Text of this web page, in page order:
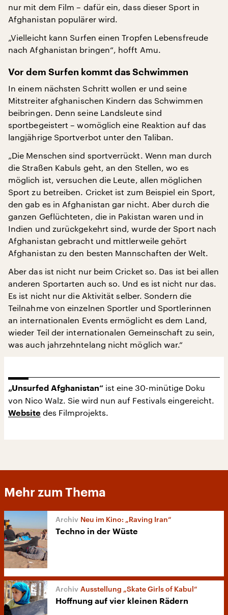
nur mit dem Film – dafür ein, dass dieser Sport in
Afghanistan populärer wird.
„Vielleicht kann Surfen einen Tropfen Lebensfreude
nach Afghanistan bringen“, hofft Amu.
Vor dem Surfen kommt das Schwimmen
In einem nächsten Schritt wollen er und seine
Mitstreiter afghanischen Kindern das Schwimmen
beibringen. Denn seine Landsleute sind
sportbegeistert – womöglich eine Reaktion auf das
langjährige Sportverbot unter den Taliban.
„Die Menschen sind sportverrückt. Wenn man durch
die Straßen Kabuls geht, an den Stellen, wo es
möglich ist, versuchen die Leute, allen möglichen
Sport zu betreiben. Cricket ist zum Beispiel ein Sport,
den gab es in Afghanistan gar nicht. Aber durch die
ganzen Geflüchteten, die in Pakistan waren und in
Indien und zurückgekehrt sind, wurde der Sport nach
Afghanistan gebracht und mittlerweile gehört
Afghanistan zu den besten Mannschaften der Welt.
Aber das ist nicht nur beim Cricket so. Das ist bei allen
anderen Sportarten auch so. Und es ist nicht nur das.
Es ist nicht nur die Aktivität selber. Sondern die
Teilnahme von einzelnen Sportler und Sportlerinnen
an internationalen Events ermöglicht es dem Land,
wieder Teil der internationalen Gemeinschaft zu sein,
was auch jahrzehntelang nicht möglich war.“
„Unsurfed Afghanistan“ ist eine 30-minütige Doku
von Nico Walz. Sie wird nun auf Festivals eingereicht.
Website des Filmprojekts.
Mehr zum Thema
Neu im Kino: „Raving Iran“
Techno in der Wüste
Ausstellung „Skate Girls of Kabul“
Hoffnung auf vier kleinen Rädern